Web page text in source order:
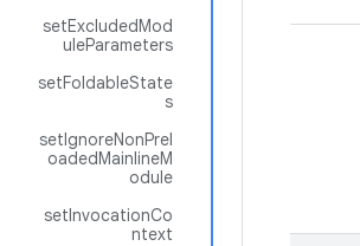
setExcludedMod
uleParameters
setFoldableState
s
setIgnoreNonPrel
oadedMainlineM
odule
setInvocationCo
ntext